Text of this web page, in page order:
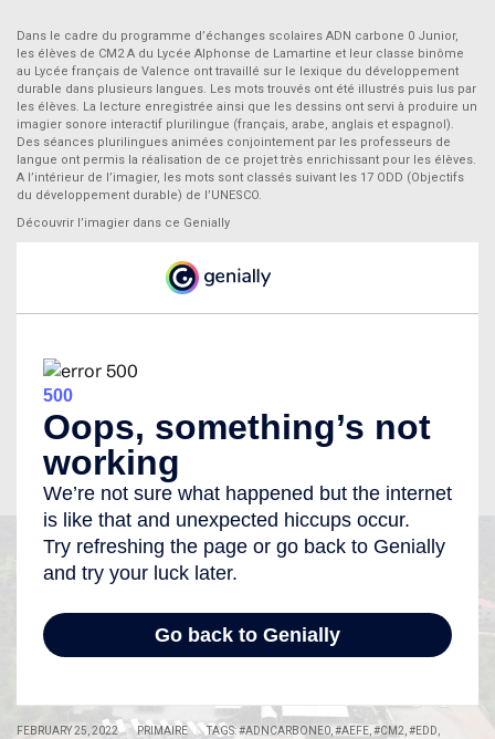
Dans le cadre du programme d’échanges scolaires ADN carbone 0 Junior,
les élèves de CM2 A du Lycée Alphonse de Lamartine et leur classe binôme
au Lycée français de Valence ont travaillé sur le lexique du développement
durable dans plusieurs langues. Les mots trouvés ont été illustrés puis lus par
les élèves. La lecture enregistrée ainsi que les dessins ont servi à produire un
imagier sonore interactif plurilingue (français, arabe, anglais et espagnol).
Des séances plurilingues animées conjointement par les professeurs de
langue ont permis la réalisation de ce projet très enrichissant pour les élèves.
A l’intérieur de l’imagier, les mots sont classés suivant les 17 ODD (Objectifs
du développement durable) de l’UNESCO.
Découvrir l’imagier dans ce Genially
FEBRUARY 25, 2022 PRIMAIRE | TAGS:#ADNCARBONE0 #AEFE #CM2 #EDD